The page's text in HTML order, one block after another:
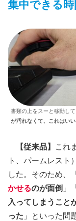
集中できる時
書類の上をスーと移動し
が汚れなくて、これはいい
【従来品】
これ
ト、パームレスト
した。そのため、「
かせるのが面倒 」「
入ってしまうこと
った 」といった問